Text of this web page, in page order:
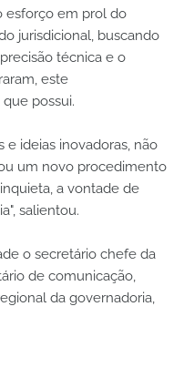
esforço em prol do
jurisdicional, buscando
técnica e o
este
possui.
e ideias inovadoras, não
um novo procedimento
a vontade de
salientou.
o secretário chefe da
de comunicação,
da governadoria,